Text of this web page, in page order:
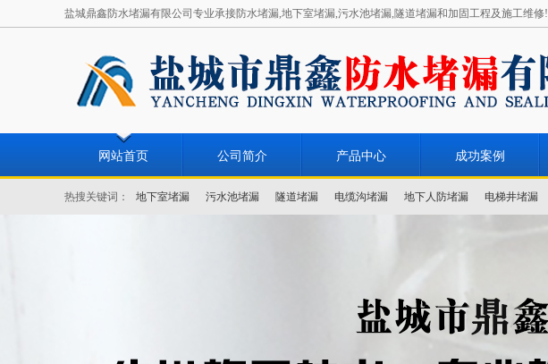
盐城鼎鑫防水堵漏有限公司专业承接防水堵漏,地下室堵漏,污水池堵漏,隧道堵漏和加固工程及施工维修!
网站首页 公司简介 产品中心 成功案例
热搜关键词： 地下室堵漏 污水池堵漏 隧道堵漏 电缆沟堵漏 地下人防堵漏 电梯井堵漏